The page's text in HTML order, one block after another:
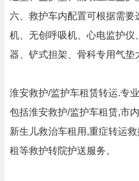
六、救护车内配置可根据需要
机、无创呼吸机、心电监护仪
器、铲式担架、骨科专用气垫
淮安救护/监护车租赁转运.专
包括淮安救护/监护车租赁,市
新生儿救治车租用,重症转运
租等救护转院护送服务。